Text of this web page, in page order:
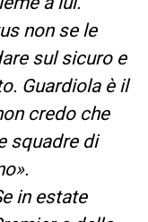
non se le
sul sicuro e
Guardiola è il
credo che
squadre di
in estate